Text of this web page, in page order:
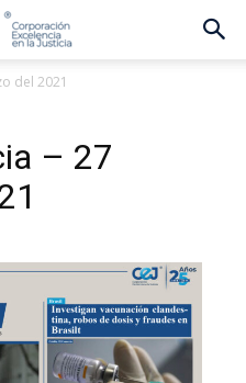
del 2021
– 27